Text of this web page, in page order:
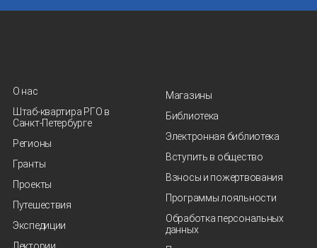
О нас
Штаб-квартира РГО в
Санкт‑Петербурге
Регионы
Гранты
Проекты
Путешествия
Экспедиции
Магазины
Библиотека
Электронная библиотека
Вступить в общество
Взносы и пожертвования
Программы лояльности
Обработка персональных
данных